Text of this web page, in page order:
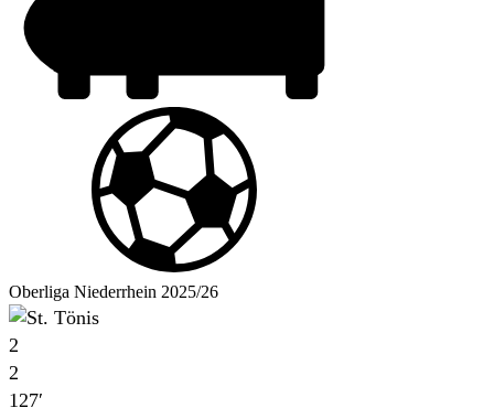
Oberliga Niederrhein 2025/26
2
2
127′